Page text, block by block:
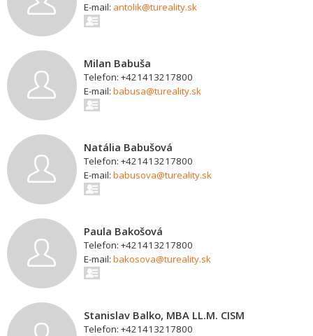
E-mail: antolik@tureality.sk
Milan Babuša
Telefon: +421413217800
E-mail: babusa@tureality.sk
Natália Babušová
Telefon: +421413217800
E-mail: babusova@tureality.sk
Paula Bakošová
Telefon: +421413217800
E-mail: bakosova@tureality.sk
Stanislav Balko, MBA LL.M. CISM
Telefon: +421413217800